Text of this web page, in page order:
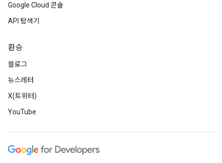
Google Cloud 콘솔
API 탐색기
환승
블로그
뉴스레터
X(트위터)
YouTube